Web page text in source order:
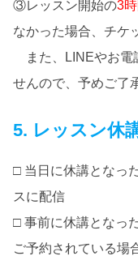
③レッスン開始の3
なかった場合、チケ
また、LINEやお電
せんので、予めご了
5. レッスン休
□ 当日に休講となっ
スに配信
□ 事前に休講となっ
ご予約されている場